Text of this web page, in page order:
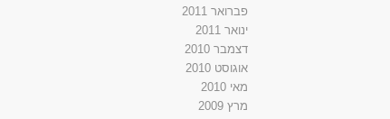
פברואר 2011
ינואר 2011
דצמבר 2010
אוגוסט 2010
מאי 2010
מרץ 2009